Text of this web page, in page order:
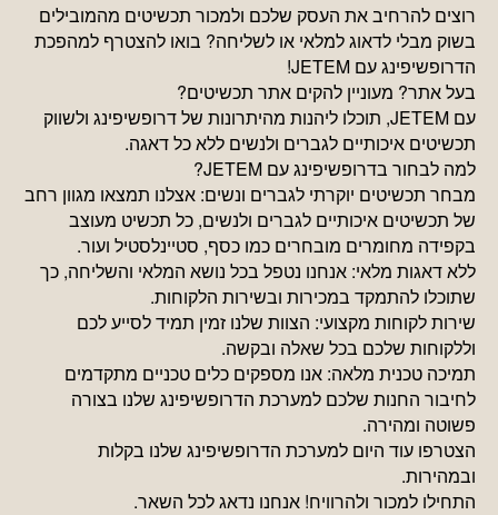
רוצים להרחיב את העסק שלכם ולמכור תכשיטים מהמובילים
בשוק מבלי לדאוג למלאי או לשליחה? בואו להצטרף למהפכת
הדרופשיפינג עם JETEM!
בעל אתר? מעוניין להקים אתר תכשיטים?
עם JETEM, תוכלו ליהנות מהיתרונות של דרופשיפינג ולשווק
תכשיטים איכותיים לגברים ולנשים ללא כל דאגה.
למה לבחור בדרופשיפינג עם JETEM?
מבחר תכשיטים יוקרתי לגברים ונשים: אצלנו תמצאו מגוון רחב
של תכשיטים איכותיים לגברים ולנשים, כל תכשיט מעוצב
בקפידה מחומרים מובחרים כמו כסף, סטיינלסטיל ועור.
ללא דאגות מלאי: אנחנו נטפל בכל נושא המלאי והשליחה, כך
שתוכלו להתמקד במכירות ובשירות הלקוחות.
שירות לקוחות מקצועי: הצוות שלנו זמין תמיד לסייע לכם
וללקוחות שלכם בכל שאלה ובקשה.
תמיכה טכנית מלאה: אנו מספקים כלים טכניים מתקדמים
לחיבור החנות שלכם למערכת הדרופשיפינג שלנו בצורה
פשוטה ומהירה.
הצטרפו עוד היום למערכת הדרופשיפינג שלנו בקלות
ובמהירות.
התחילו למכור ולהרוויח! אנחנו נדאג לכל השאר.